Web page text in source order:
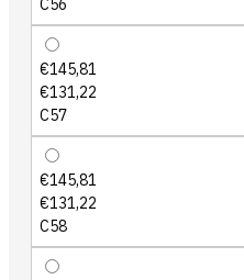
C56
€145,81
€131,22
C57
€145,81
€131,22
C58